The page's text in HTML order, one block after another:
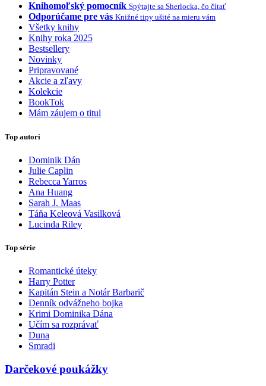
Knihomoľský pomocník Spýtajte sa Sherlocka, čo čítať
Odporúčame pre vás Knižné tipy ušité na mieru vám
Všetky knihy
Knihy roka 2025
Bestsellery
Novinky
Pripravované
Akcie a zľavy
Kolekcie
BookTok
Mám záujem o titul
Top autori
Dominik Dán
Julie Caplin
Rebecca Yarros
Ana Huang
Sarah J. Maas
Táňa Keleová Vasilková
Lucinda Riley
Top série
Romantické úteky
Harry Potter
Kapitán Stein a Notár Barbarič
Denník odvážneho bojka
Krimi Dominika Dána
Učím sa rozprávať
Duna
Smradi
Darčekové poukážky